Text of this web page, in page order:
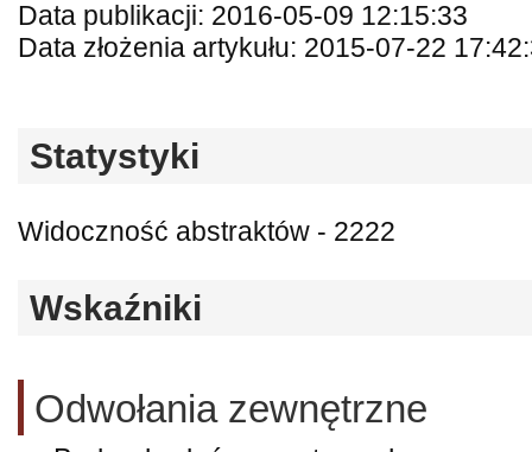
Data publikacji: 2016-05-09 12:15:33
Data złożenia artykułu: 2015-07-22
Statystyki
Widoczność abstraktów - 2222
Wskaźniki
Odwołania zewnętrzne